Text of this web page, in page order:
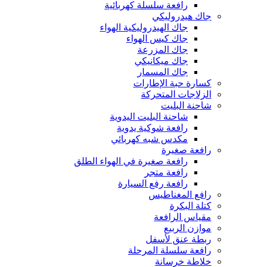
رافعة سلسلة كهربائية
جاك هيدروليكي
جاك الهيدروليكية الهواء
جاك كيس الهواء
جاك المزرعة
جاك ميكانيكي
جاك المسمار
كسارة حبة الإطارات
الزلاجات المتحركة
شاحنة البليت
شاحنة البليت اليدوية
رافعة شوكية يدوية
مكدس شبه كهربائي
رافعة صغيرة
رافعة صغيرة في الهواء الطلق
رافعة متجر
رافعة رفع السيارة
رافع المغناطيس
كتلة البكرة
مقياس الرافعة
موازن الربيع
ربطة عنق لأسفل
رافعة سلسلة المرحلة
خلاطة خرسانة